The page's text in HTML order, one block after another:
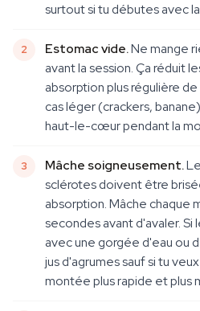
surtout si tu débutes avec
Estomac vide.Ne mange
avant la session. Ça réduit
absorption plus régulière
cas léger (crackers,
haut-le-cœur pendant la
Mâche soigneusement.
sclérotes doivent être
absorption. Mâche chaque
secondes avant d'avaler.
avec une gorgée d'eau ou
jus d'agrumes sauf si tu
montée plus rapide et plus